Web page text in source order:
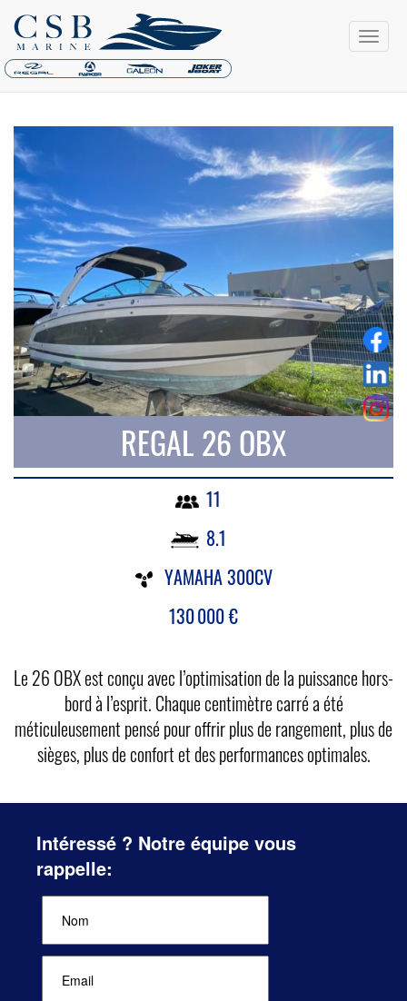
REGAL 26 OBX
11
8.1
YAMAHA 300CV
130 000€
Le 26 OBX est conçu avec l’optimisation de la puissance hors-
bord à l’esprit. Chaque centimètre carré a été
méticuleusement pensé pour offrir plus de rangement, plus de
sièges, plus de confort et des performances optimales.
Intéressé ? Notre équipe vous
rappelle: